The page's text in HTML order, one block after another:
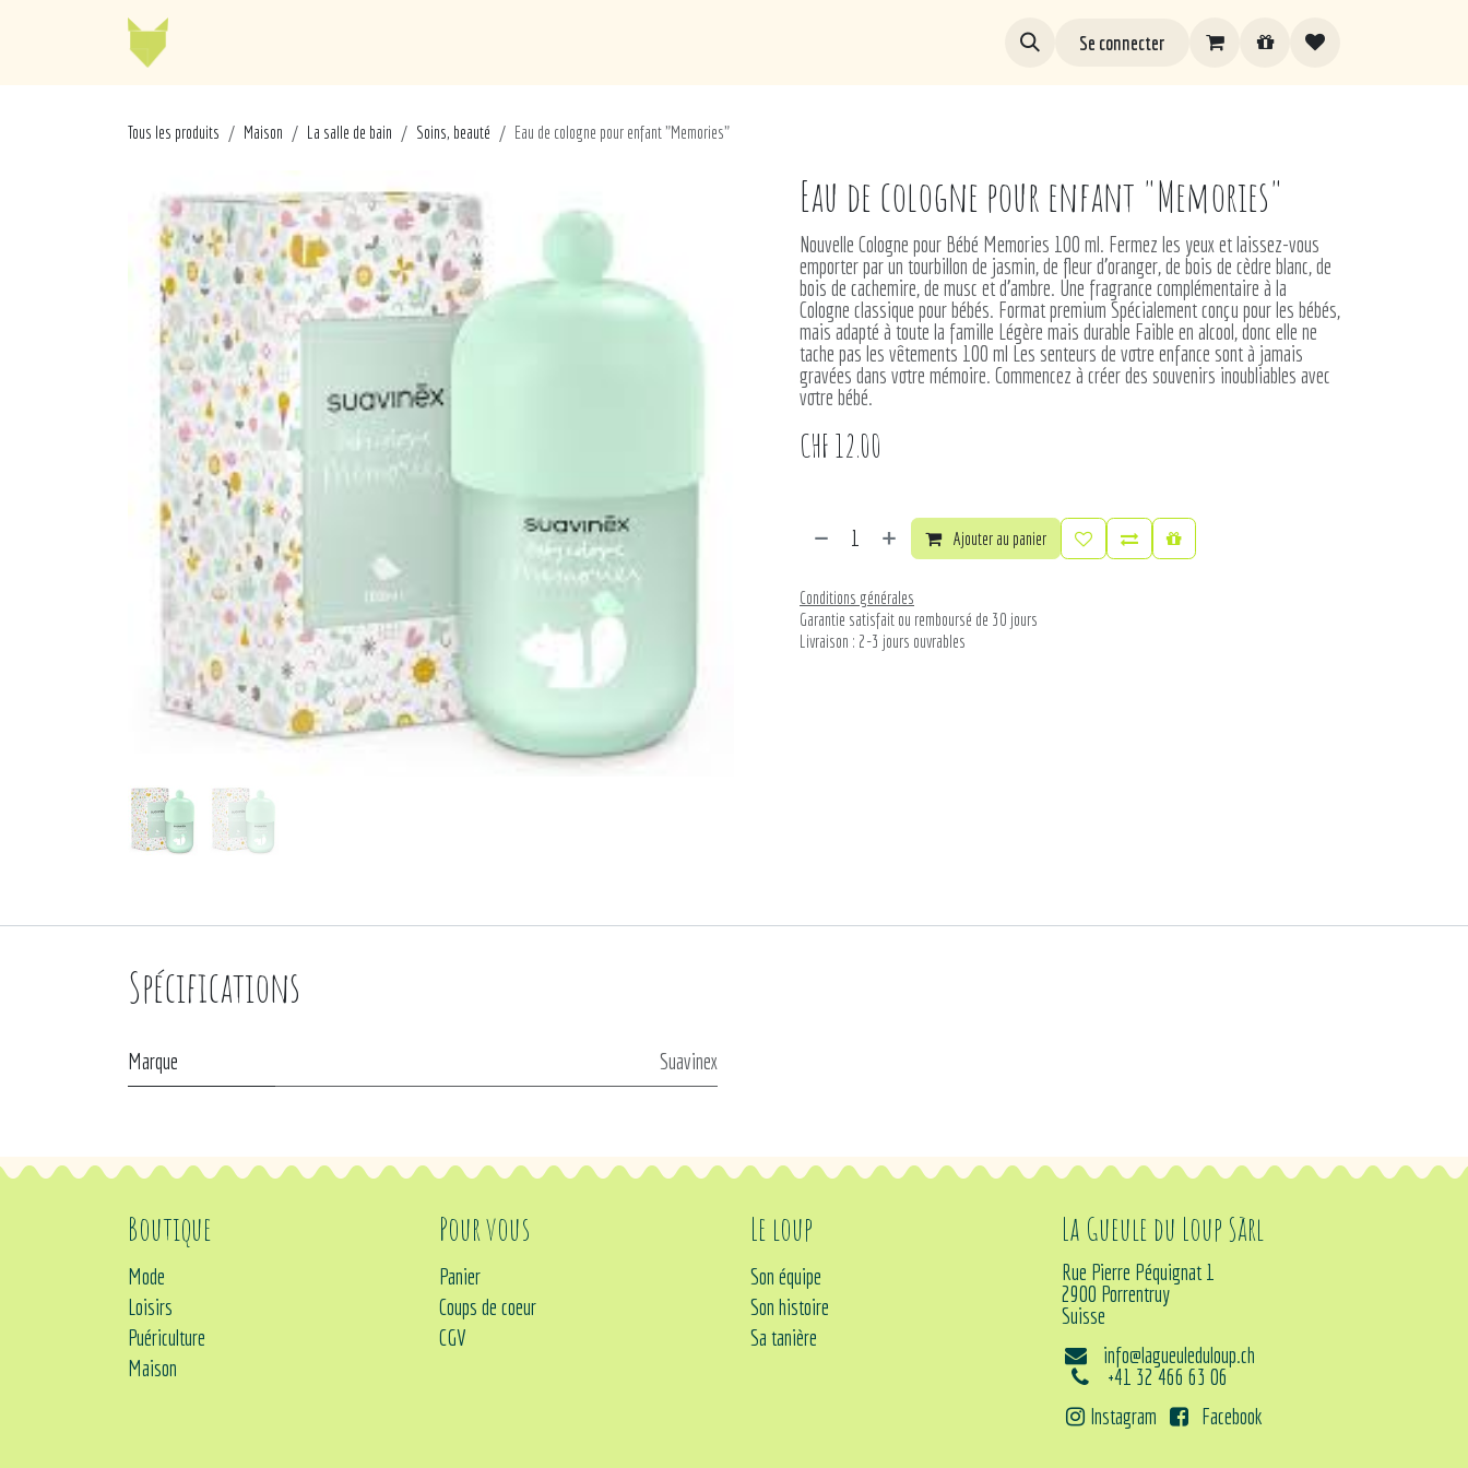
Se connecter
Tous les produits Maison La salle de bain Soins, beauté Eau de cologne pour enfant "Memories"
Eau de cologne pour enfant "Memories"
Nouvelle Cologne pour Bébé Memories 100 ml. Fermez les yeux et laissez-vous
emporter par un tourbillon de jasmin, de fleur d'oranger, de bois de cèdre blanc, de
bois de cachemire, de musc et d'ambre. Une fragrance complémentaire à la
Cologne classique pour bébés. Format premium Spécialement conçu pour les bébés,
mais adapté à toute la famille Légère mais durable Faible en alcool, donc elle ne
tache pas les vêtements 100 ml Les senteurs de votre enfance sont à jamais
gravées dans votre mémoire. Commencez à créer des souvenirs inoubliables avec
votre bébé.
CHF12.00
Ajouter au panier
Conditions générales
Garantie satisfait ou remboursé de 30 jours
Livraison : 2-3 jours ouvrables
Spécifications
Marque Suavinex
Boutique
Mode
Loisirs
Puériculture
Maison
Pour vous
Panier
Coups de coeur
CGV
Le loup
Son équipe
Son histoire
Sa tanière
La Gueule du Loup Sàrl
Rue Pierre Péquignat 1
2900 Porrentruy
Suisse
info@lagueuleduloup.ch
+41 32 466 63 06
Instagram
Facebook